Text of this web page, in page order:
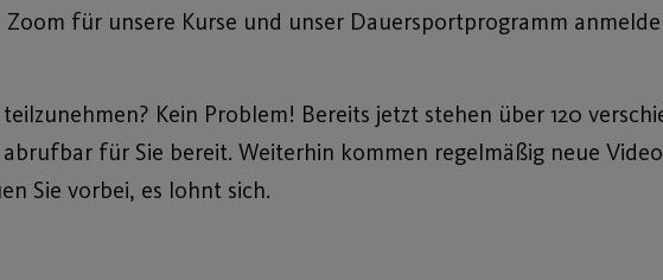
für unsere Kurse und unser Dauersportprogramm
Kein Problem! Bereits jetzt stehen über 120
für Sie bereit. Weiterhin kommen regelmäßig neue
Sie vorbei, es lohnt sich.